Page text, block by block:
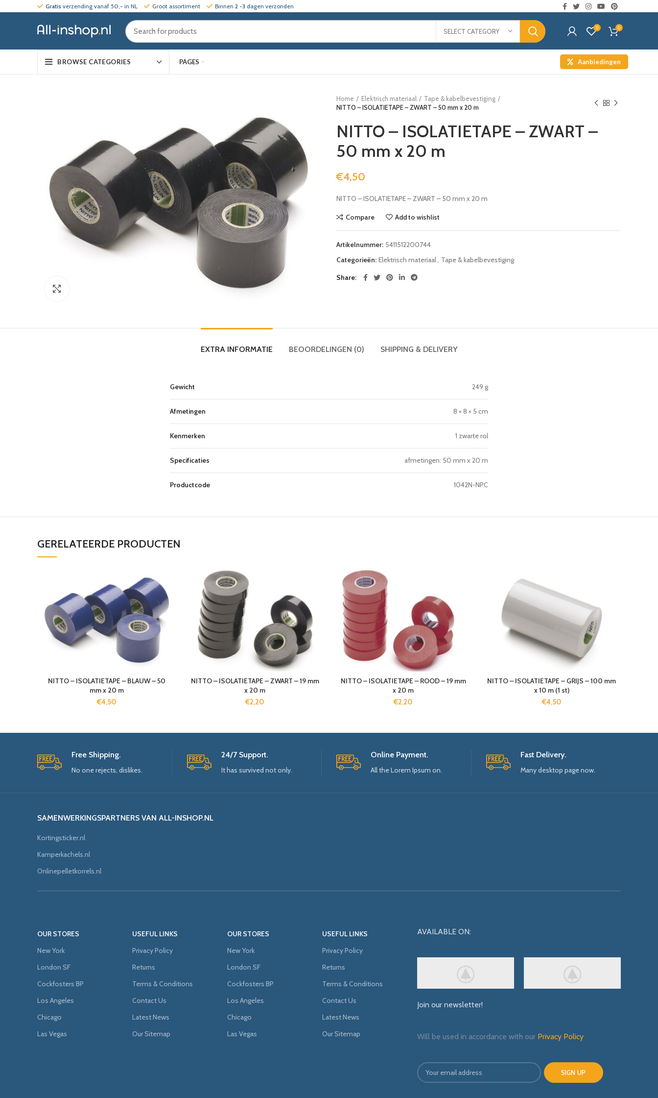
Gratis verzending vanaf 50,- in NL Groot assortiment Binnen 2 -3 dagen verzonden
SELECT CATEGORY 0 0
BROWSE CATEGORIES PAGES Aanbiedingen
Home Elektrisch materiaal
Tape & kabelbevestiging
NITTO – ISOLATIETAPE – ZWART – 50 mm x 20 m
NITTO – ISOLATIETAPE – ZWART –
50 mm x 20 m
€4,50
NITTO – ISOLATIETAPE – ZWART – 50 mm x 20 m
Compare Add to wishlist
Artikelnummer: 5411512200744
Categorieën: Elektrisch materiaal, Tape & kabelbevestiging
Share
EXTRA INFORMATIE BEOORDELINGEN (0) SHIPPING & DELIVERY
Gewicht 249 g
Afmetingen 8 × 8 × 5 cm
Kenmerken 1 zwarte rol
Specificaties afmetingen: 50 mm x 20 m
Productcode 1042N-NPC
GERELATEERDE PRODUCTEN
NITTO – ISOLATIETAPE – BLAUW – 50
mm x 20 m
€4,50
NITTO – ISOLATIETAPE – ZWART – 19 mm
x 20 m
€2,20
NITTO – ISOLATIETAPE – ROOD – 19 mm
x 20 m
€2,20
NITTO – ISOLATIETAPE – GRIJS – 100 mm
x 10 m (1 st)
€4,50
Free Shipping.
No one rejects, dislikes.
24/7 Support.
It has survived not only.
Online Payment.
All the Lorem Ipsum on.
Fast Delivery.
Many desktop page now.
SAMENWERKINGSPARTNERS VAN ALL-INSHOP.NL
Kortingsticker.nl
Kamperkachels.nl
Onlinepelletkorrels.nl
OUR STORES
New York
London SF
Cockfosters BP
Los Angeles
Chicago
Las Vegas
USEFUL LINKS
Privacy Policy
Returns
Terms & Conditions
Contact Us
Latest News
Our Sitemap
OUR STORES
New York
London SF
Cockfosters BP
Los Angeles
Chicago
Las Vegas
USEFUL LINKS
Privacy Policy
Returns
Terms & Conditions
Contact Us
Latest News
Our Sitemap
AVAILABLE ON:
Join our newsletter!
Will be used in accordance with our Privacy Policy